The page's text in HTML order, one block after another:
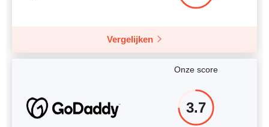
Vergelijken
Onze score
3.7